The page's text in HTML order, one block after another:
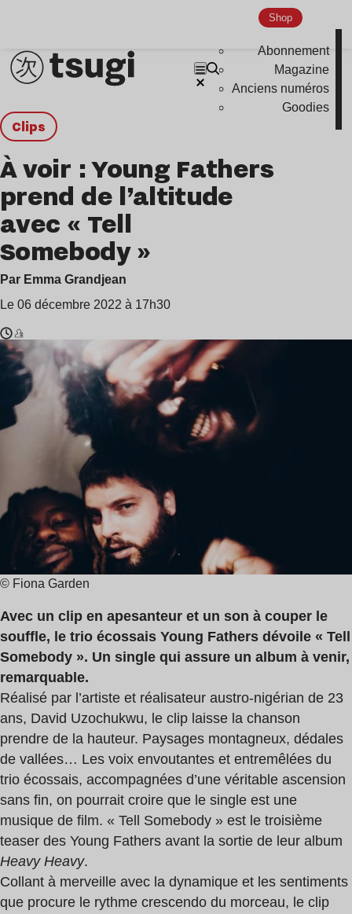
Shop
Abonnement
Magazine
Anciens numéros
Goodies
clips
À voir : Young Fathers
prend de l’altitude
avec « Tell
Somebody »
Par Emma Grandjean
Le 06 décembre 2022 à 17h30
Temps
lecture
Young
Fathers
© Fiona Garden
Avec un clip en apesanteur et un son à couper le
souffle, le trio écossais Young Fathers dévoile « Tell
Somebody ». Un single qui assure un album à venir,
remarquable.
Réalisé par l’artiste et réalisateur austro-nigérian de 23
ans, David Uzochukwu, le clip laisse la chanson
prendre de la hauteur. Paysages montagneux, dédales
de vallées… Les voix envoutantes et entremêlées du
trio écossais, accompagnées d’une véritable ascension
sans fin, on pourrait croire que le single est une
musique de film. « Tell Somebody » est le troisième
teaser des Young Fathers avant la sortie de leur album
Heavy Heavy.
Collant à merveille avec la dynamique et les sentiments
que procure le rythme crescendo du morceau, le clip